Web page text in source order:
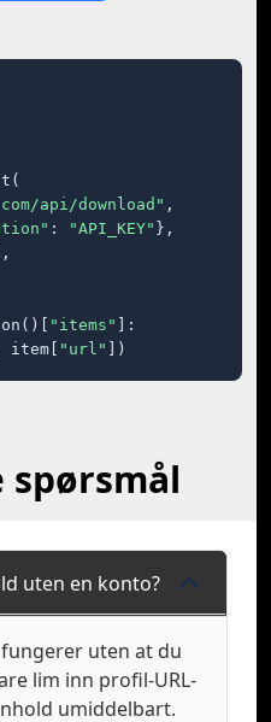
api/download" ,
: "API_KEY" },
"items"
]:
item[ "url" ])
uten en konto?
uten at du
lim inn profil-URL-
umiddelbart.